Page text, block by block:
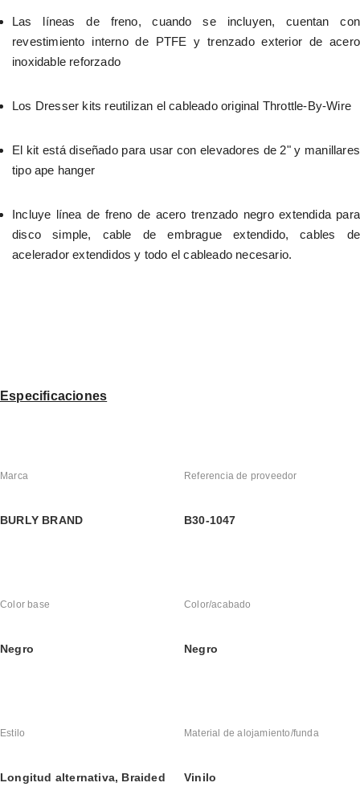
Las líneas de freno, cuando se incluyen, cuentan con
revestimiento interno de PTFE y trenzado exterior de acero
inoxidable reforzado
Los Dresser kits reutilizan el cableado original Throttle-By-Wire
El kit está diseñado para usar con elevadores de 2" y manillares
tipo ape hanger
Incluye línea de freno de acero trenzado negro extendida para
disco simple, cable de embrague extendido, cables de
acelerador extendidos y todo el cableado necesario.
Especificaciones
Marca
BURLY BRAND
Referencia de proveedor
B30-1047
Color base
Negro
Color/acabado
Negro
Estilo
Longitud alternativa, Braided
Material de alojamiento/funda
Vinilo